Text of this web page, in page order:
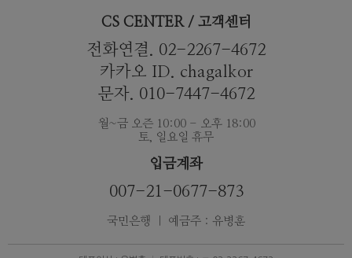
CS CENTER / 고객센터
전화연결. 02-2267-4672
카카오 ID. chagalkor
문자. 010-7447-4672
월~금 오즌 10:00 - 오후 18:00
토, 일요일 휴무
입금계좌
007-21-0677-873
국민은행 ｜ 예금주 : 유병훈